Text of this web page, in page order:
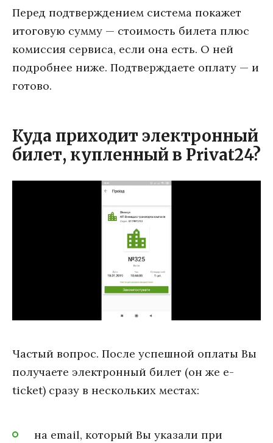
Перед подтверждением система покажет
итоговую сумму — стоимость билета плюс
комиссия сервиса, если она есть. О ней
подробнее ниже. Подтверждаете оплату — и
готово.
Куда приходит электронный
билет, купленный в Privat24?
Частый вопрос. После успешной оплаты Вы
получаете электронный билет (он же e-
ticket) сразу в нескольких местах:
на email, который Вы указали при